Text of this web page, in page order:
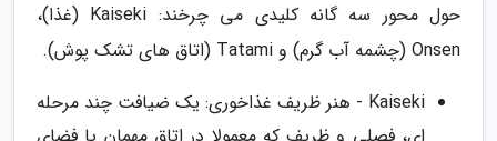
حول محور سه گانه کلیدی می چرخند: Kaiseki (غذا)،
Onsen (چشمه آب گرم) و Tatami (اتاق های تشک پوش).
Kaiseki - هنر ظریف غذاخوری: یک ضیافت چند مرحله